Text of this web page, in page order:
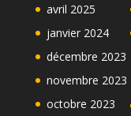
avril 2025
janvier 2024
décembre 2023
novembre 2023
octobre 2023